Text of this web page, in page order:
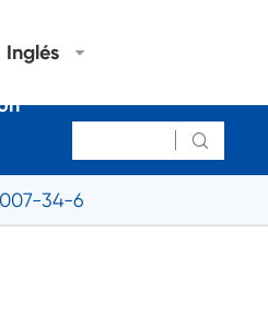
Inglés

34-6